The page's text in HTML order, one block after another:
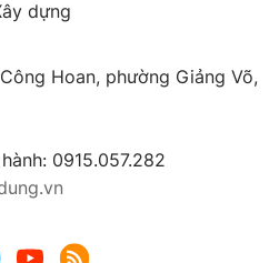
dựng
Hoan, phường Giảng Võ,
0915.057.282